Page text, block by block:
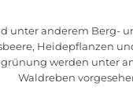
unter anderem Berg-
Heidepflanzen
werden unter
Waldreben